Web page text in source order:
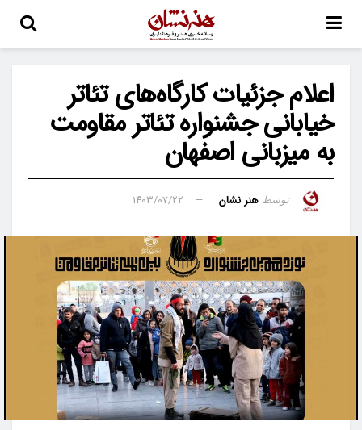
اعلام جزئیات کارگاه‌های تئاتر
خیابانی جشنواره تئاتر مقاومت
به میزبانی اصفهان
توسط هنر نشان ۱۴۰۳/۰۷/۲۲